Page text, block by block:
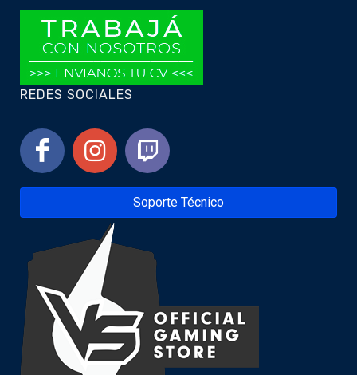
REDES SOCIALES
Soporte Técnico